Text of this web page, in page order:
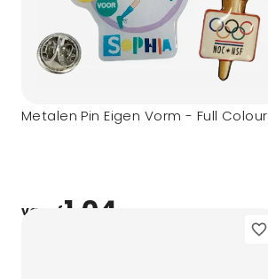
Metalen Pin Eigen Vorm - Full Colour
vanaf1,04